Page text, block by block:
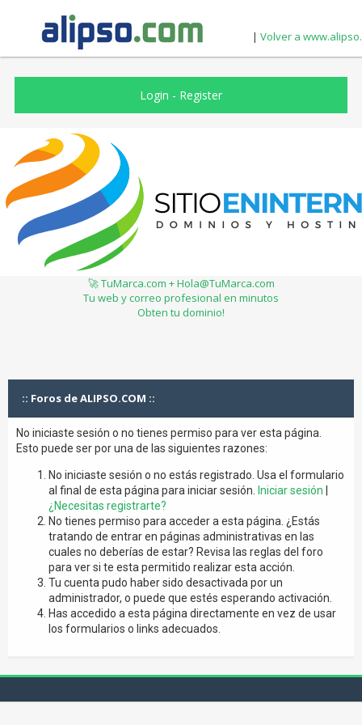
| Volver a
Login - Register
🚀 TuMarca.com + Hola@TuMarca.com
Tu web y correo profesional en minutos
Obten tu dominio!
:: Foros de ALIPSO.COM ::
No iniciaste sesión o no tienes permiso para ver esta página.
Esto puede ser por una de las siguientes razones:
No iniciaste sesión o no estás registrado. Usa el formulario
al final de esta página para iniciar sesión.
Iniciar sesión
¿Necesitas registrarte?
No tienes permiso para acceder a esta página. ¿Estás
tratando de entrar en páginas administrativas en las
cuales no deberías de estar? Revisa las reglas del foro
para ver si te esta permitido realizar esta acción.
Tu cuenta pudo haber sido desactivada por un
administrador, o puede que estés esperando activación.
Has accedido a esta página directamente en vez de usar
los formularios o links adecuados.